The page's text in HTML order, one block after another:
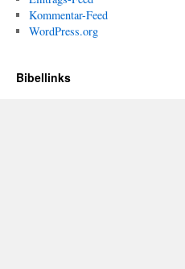
Kommentar-Feed
WordPress.org
Bibellinks